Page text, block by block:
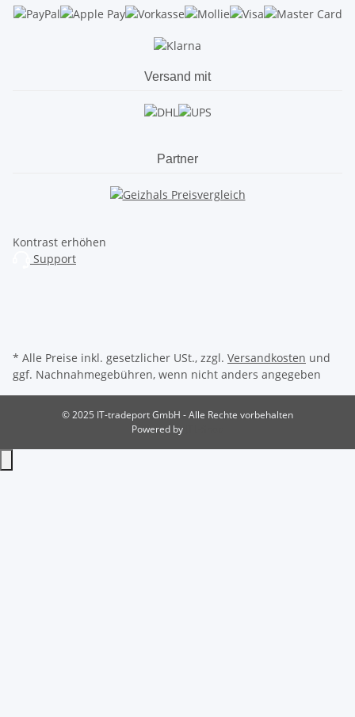
Versand mit
Partner
Kontrast erhöhen
Support
* Alle Preise inkl. gesetzlicher USt., zzgl. Versandkosten und
ggf. Nachnahmegebühren, wenn nicht anders angegeben
© 2025 IT-tradeport GmbH - Alle Rechte vorbehalten
Powered by